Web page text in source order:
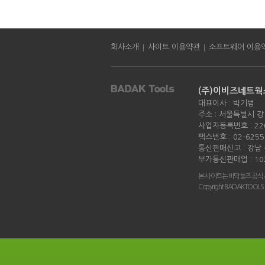
회사소개 | 사이트 이용약관 | 소프트웨어 이용
(주)이비즈네트웍
대표이사 : 박기범
주소 : 서울특별시
사업자등록번호 :
팩스번호 : 02-
통신판매신고 : 강
부가통신판매업 :
본 사이트는 바닥툴즈 공
Copyright BADAKTOOLS